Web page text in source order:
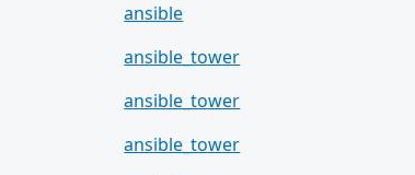
ansible
ansible_tower
ansible_tower
ansible_tower